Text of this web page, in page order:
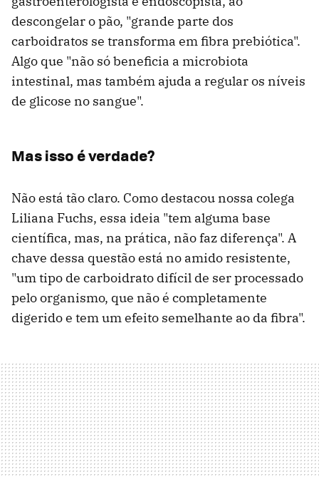
descongelar o pão, "grande parte dos
carboidratos se transforma em fibra prebiótica".
Algo que "não só beneficia a microbiota
intestinal, mas também ajuda a regular os níveis
de glicose no sangue".
Mas isso é verdade?
Não está tão claro. Como destacou nossa colega
Liliana Fuchs, essa ideia "tem alguma base
científica, mas, na prática, não faz diferença". A
chave dessa questão está no amido resistente,
"um tipo de carboidrato difícil de ser processado
pelo organismo, que não é completamente
digerido e tem um efeito semelhante ao da fibra".